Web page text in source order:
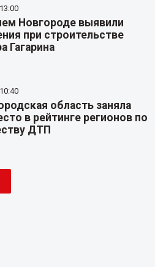
Новгороде выявили
при строительстве
Гагарина
область заняла
в рейтинге регионов по
ДТП